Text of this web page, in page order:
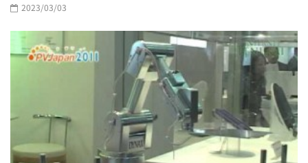
2023/03/03